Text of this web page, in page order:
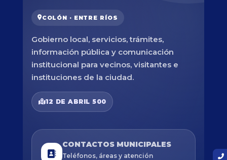
COLÓN · ENTRE RÍOS
Gobierno local, servicios, trámites,
información pública y comunicación
institucional para vecinos, visitantes e
instituciones de la ciudad.
12 DE ABRIL 500
CONTACTOS MUNICIPALES
Teléfonos, áreas y atención